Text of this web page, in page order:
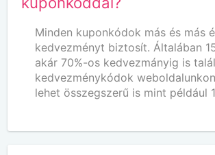
Minden kuponkódok más és más
kedvezményt biztosít. Általában
akár 70%-os kedvezmányig is
kedvezménykódok
lehet összegszerű is mint például